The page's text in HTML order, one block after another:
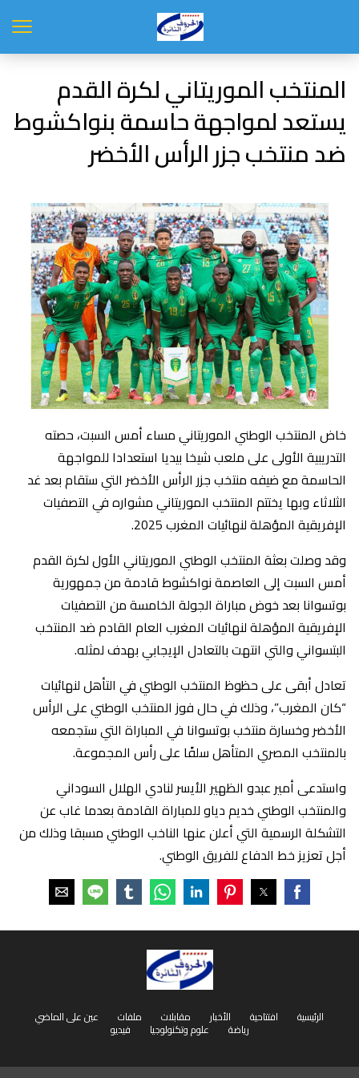
المنتخب الموريتاني لكرة القدم
يستعد لمواجهة حاسمة بنواكشوط
ضد منتخب جزر الرأس الأخضر
خاض المنتخب الوطني الموريتاني مساء أمس السبت، حصته
التدريبية الأولى على ملعب شيخا بيديا استعدادا للمواجهة
الحاسمة مع ضيفه منتخب جزر الرأس الأخضر التي ستقام بعد غد
الثلاثاء وبها يختتم المنتخب الموريتاني مشواره في التصفيات
الإفريقية المؤهلة لنهائيات المغرب 2025.
وقد وصلت بعثة المنتخب الوطني الموريتاني الأول لكرة القدم
أمس السبت إلى العاصمة نواكشوط قادمة من جمهورية
بوتسوانا بعد خوض مباراة الجولة الخامسة من التصفيات
الإفريقية المؤهلة لنهائيات المغرب العام القادم ضد المنتخب
البتسواني والتي انتهت بالتعادل الإيجابي بهدف لمثله.
تعادل أبقى على حظوظ المنتخب الوطني في التأهل لنهائيات
“كان المغرب”، وذلك في حال فوز المنتخب الوطني على الرأس
الأخضر وخسارة منتخب بوتسوانا في المباراة التي ستجمعه
بالمنتخب المصري المتأهل سلفًا على رأس المجموعة.
واستدعى أمير عبدو الظهير الأيسر لنادي الهلال السوداني
والمنتخب الوطني خديم دياو للمباراة القادمة بعدما غاب عن
التشكلة الرسمية التي أعلن عنها الناخب الوطني مسبقا وذلك من
أجل تعزيز خط الدفاع للفريق الوطني.
الرئيسية افتتاحية الأخبار مقابلات ملفات عين على الماضي
رياضة علوم وتكنولوجيا فيديو